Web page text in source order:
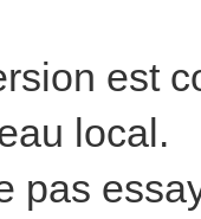
est
local.
pas